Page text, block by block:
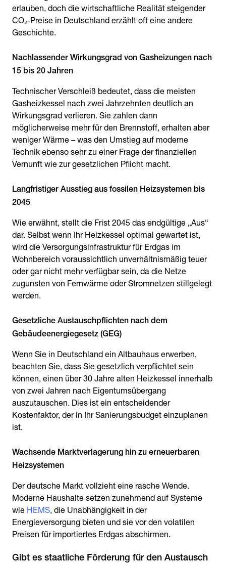
erlauben, doch die wirtschaftliche Realität steigender
CO₂-Preise in Deutschland erzählt oft eine andere
Geschichte.
Nachlassender Wirkungsgrad von Gasheizungen nach
15 bis 20 Jahren
Technischer Verschleiß bedeutet, dass die meisten
Gasheizkessel nach zwei Jahrzehnten deutlich an
Wirkungsgrad verlieren. Sie zahlen dann
möglicherweise mehr für den Brennstoff, erhalten aber
weniger Wärme – was den Umstieg auf moderne
Technik ebenso sehr zu einer Frage der finanziellen
Vernunft wie zur gesetzlichen Pflicht macht.
Langfristiger Ausstieg aus fossilen Heizsystemen bis
2045
Wie erwähnt, stellt die Frist 2045 das endgültige „Aus“
dar. Selbst wenn Ihr Heizkessel optimal gewartet ist,
wird die Versorgungsinfrastruktur für Erdgas im
Wohnbereich voraussichtlich unverhältnismäßig teuer
oder gar nicht mehr verfügbar sein, da die Netze
zugunsten von Fernwärme oder Stromnetzen stillgelegt
werden.
Gesetzliche Austauschpflichten nach dem
Gebäudeenergiegesetz (GEG)
Wenn Sie in Deutschland ein Altbauhaus erwerben,
beachten Sie, dass Sie gesetzlich verpflichtet sein
können, einen über 30 Jahre alten Heizkessel innerhalb
von zwei Jahren nach Eigentumsübergang
auszutauschen. Dies ist ein entscheidender
Kostenfaktor, der in Ihr Sanierungsbudget einzuplanen
ist.
Wachsende Marktverlagerung hin zu erneuerbaren
Heizsystemen
Der deutsche Markt vollzieht eine rasche Wende.
Moderne Haushalte setzen zunehmend auf Systeme
wie HEMS, die Unabhängigkeit in der
Energieversorgung bieten und sie vor den volatilen
Preisen für importiertes Erdgas abschirmen.
Gibt es staatliche Förderung für den Austausch